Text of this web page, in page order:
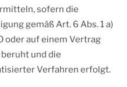
sofern die
gemäß Art. 6 Abs. 1 a)
oder auf einem Vertrag
beruht und die
Verfahren erfolgt.